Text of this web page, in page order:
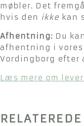
møbler. Det
hvis den ikke kan
Afhentning: Du
afhentning i
Vordingborg efter
Læs mere om